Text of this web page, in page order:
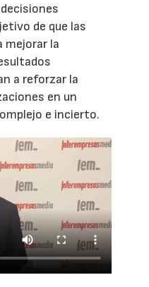
de que las
mejorar la
a reforzar la
en un
e incierto.